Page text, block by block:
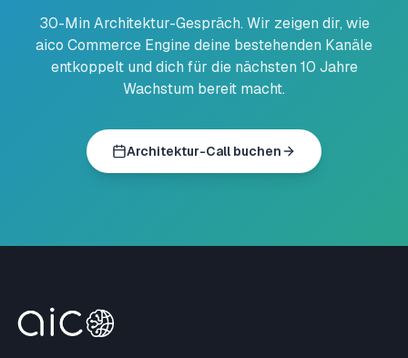
30-Min Architektur-Gespräch. Wir zeigen dir, wie
aico Commerce Engine deine bestehenden Kanäle
entkoppelt und dich für die nächsten 10 Jahre
Wachstum bereit macht.
Architektur-Call buchen